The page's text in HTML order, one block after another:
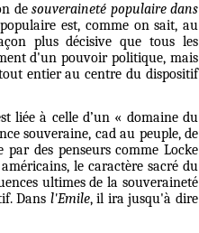
desouveraineté populairedans
est, comme on sait, au
plus décisive que tous les
d'un pouvoir politique, mais
entier au centre du dispositif
liée à celle d’un « domaine du
souveraine, cad au peuple, de
par des penseurs comme Locke
le caractère sacré du
ultimes de la souveraineté
Dans l'Emile, il ira jusqu'à dire